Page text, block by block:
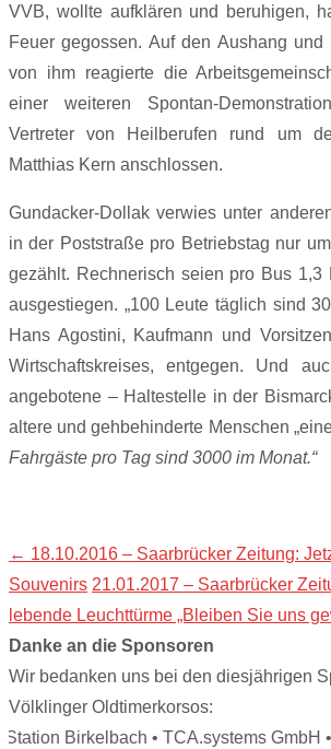
VVB, wollte aufklären und beruhigen,
Feuer gegossen. Auf den Aushang und
von ihm reagierte die
einer weiteren Spontan-
Vertreter von Heilberufen rund um
Matthias Kern anschlossen.
Gundacker-Dollak verwies unter
in der Poststraße pro Betriebstag nur
gezählt. Rechnerisch seien pro Bus 1,3
ausgestiegen. „100 Leute täglich sind
Hans Agostini, Kaufmann und
Wirtschaftskreises, entgegen. Und
angebotene – Haltestelle in der
altere und gehbehinderte Menschen
Fahrgäste pro Tag sind 3000 im Monat.“
Post
navigation
← 18.10.2016 – Saarbrücker Zeitung:
Souvenirs 21.01.2017 – Saarbrücker
lebende Leuchttürme „Bleiben Sie uns
Danke an die Sponsoren
Wir bedanken uns bei den diesjährigen
Völklinger Oldtimerkorsos:
Birkelbach • TCA.systems GmbH •